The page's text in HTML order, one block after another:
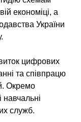
економіці, а
України
цифрових
та співпрацю
Окремо
служб.